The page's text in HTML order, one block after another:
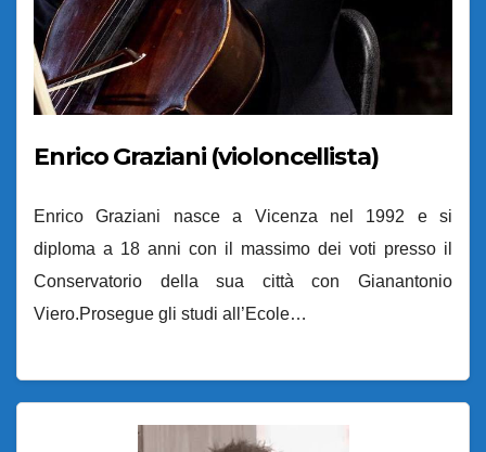
Enrico Graziani (violoncellista)
Enrico Graziani nasce a Vicenza nel 1992 e si
diploma a 18 anni con il massimo dei voti presso il
Conservatorio della sua città con Gianantonio
Viero.Prosegue gli studi all’Ecole…